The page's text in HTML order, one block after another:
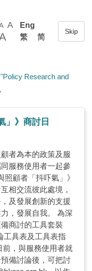
A
Eng
繁
简
Research and
」》商討日
者為本的政策及服
服務使用者一起參
顧者「抖吓氣」》
相交流彼此處境，
及發展創新的支援
，發展自我。 為深
商討的工具套裝
工具表及工具表指
，與服務使用者就
備討論後，可把討